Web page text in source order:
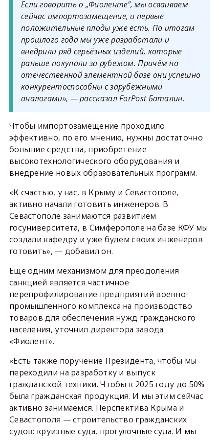
Если говорить о „Фиоленте”, мы осваиваем
сейчас импортозамещение, и первые
положительные плоды уже есть. По итогам
прошлого года мы уже разработали и
внедрили ряд серьёзных изделий, которые
раньше покупали за рубежом. Причём на
отечественной элементной базе они успешно
конкурентоспособны с зарубежными
аналогами», — рассказал ForPost Баталин.
Чтобы импортозамещение проходило
эффективно, по его мнению, нужны достаточно
большие средства, приобретение
высокотехнологического оборудования и
внедрение новых образовательных программ.
«К счастью, у нас, в Крыму и Севастополе,
активно начали готовить инженеров. В
Севастополе занимаются развитием
госуниверситета, в Симферополе на базе КФУ мы
создали кафедру и уже будем своих инженеров
готовить», — добавил он.
Ещё одним механизмом для преодоления
санкцией является частичное
перепрофилирование предприятий военно-
промышленного комплекса на производство
товаров для обеспечения нужд гражданского
населения, уточнил директора завода
«Фиолент».
«Есть также поручение Президента, чтобы мы
переходили на разработку и выпуск
гражданской техники. Чтобы к 2025 году до 50%
была гражданская продукция. И мы этим сейчас
активно занимаемся. Перспектива Крыма и
Севастополя — строительство гражданских
судов: круизные суда, прогулочные суда. И мы